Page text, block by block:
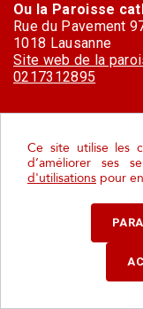
Ou la Paroisse
Rue du Pavement
1018 Lausanne
Site web de la
0217312895
Un village à
Ce site utilise les
d’améliorer ses
d'utilisations pour